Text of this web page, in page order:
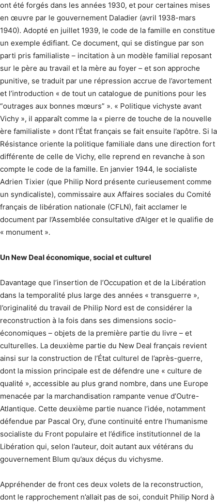
ont été forgés dans les années 1930, et pour certaines mises
en œuvre par le gouvernement Daladier (avril 1938-mars
1940). Adopté en juillet 1939, le code de la famille en constitue
un exemple édifiant. Ce document, qui se distingue par son
parti pris familialiste – incitation à un modèle familial reposant
sur le père au travail et la mère au foyer – et son approche
punitive, se traduit par une répression accrue de l’avortement
et l’introduction « de tout un catalogue de punitions pour les
“outrages aux bonnes mœurs” ». « Politique vichyste avant
Vichy », il apparaît comme la « pierre de touche de la nouvelle
ère familialiste » dont l’État français se fait ensuite l’apôtre. Si la
Résistance oriente la politique familiale dans une direction fort
différente de celle de Vichy, elle reprend en revanche à son
compte le code de la famille. En janvier 1944, le socialiste
Adrien Tixier (que Philip Nord présente curieusement comme
un syndicaliste), commissaire aux Affaires sociales du Comité
français de libération nationale (CFLN), fait acclamer le
document par l’Assemblée consultative d’Alger et le qualifie de
« monument ».
Un New Deal économique, social et culturel
Davantage que l’insertion de l’Occupation et de la Libération
dans la temporalité plus large des années « transguerre »,
l’originalité du travail de Philip Nord est de considérer la
reconstruction à la fois dans ses dimensions socio-
économiques – objets de la première partie du livre – et
culturelles. La deuxième partie du New Deal français revient
ainsi sur la construction de l’État culturel de l’après-guerre,
dont la mission principale est de défendre une « culture de
qualité », accessible au plus grand nombre, dans une Europe
menacée par la marchandisation rampante venue d’Outre-
Atlantique. Cette deuxième partie nuance l’idée, notamment
défendue par Pascal Ory, d’une continuité entre l’humanisme
socialiste du Front populaire et l’édifice institutionnel de la
Libération qui, selon l’auteur, doit autant aux vétérans du
gouvernement Blum qu’aux déçus du vichysme.
Appréhender de front ces deux volets de la reconstruction,
dont le rapprochement n’allait pas de soi, conduit Philip Nord à